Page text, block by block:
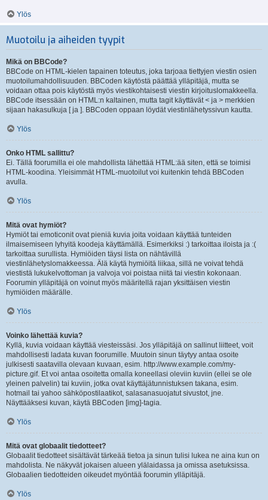
Ylös
Muotoilu ja aiheiden tyypit
Mikä on BBCode?
BBCode on HTML-kielen tapainen toteutus, joka tarjoaa tiettyjen viestin osien
muotoilumahdollisuuden. BBCoden käytöstä päättää ylläpitäjä, mutta se
voidaan ottaa pois käytöstä myös viestikohtaisesti viestin kirjoituslomakkeella.
BBCode itsessään on HTML:n kaltainen, mutta tagit käyttävät < ja > merkkien
sijaan hakasulkuja [ ja ]. BBCoden oppaan löydät viestinlähetyssivun kautta.
Ylös
Onko HTML sallittu?
Ei. Tällä foorumilla ei ole mahdollista lähettää HTML:ää siten, että se toimisi
HTML-koodina. Yleisimmät HTML-muotoilut voi kuitenkin tehdä BBCoden
avulla.
Ylös
Mitä ovat hymiöt?
Hymiöt tai emoticonit ovat pieniä kuvia joita voidaan käyttää tunteiden
ilmaisemiseen lyhyitä koodeja käyttämällä. Esimerkiksi :) tarkoittaa iloista ja :(
tarkoittaa surullista. Hymiöiden täysi lista on nähtävillä
viestinlähetyslomakkeessa. Älä käytä hymiöitä liikaa, sillä ne voivat tehdä
viestistä lukukelvottoman ja valvoja voi poistaa niitä tai viestin kokonaan.
Foorumin ylläpitäjä on voinut myös määritellä rajan yksittäisen viestin
hymiöiden määrälle.
Ylös
Voinko lähettää kuvia?
Kyllä, kuvia voidaan käyttää viesteissäsi. Jos ylläpitäjä on sallinut liitteet, voit
mahdollisesti ladata kuvan foorumille. Muutoin sinun täytyy antaa osoite
julkisesti saatavilla olevaan kuvaan, esim. http://www.example.com/my-
picture.gif. Et voi antaa osoitetta omalla koneellasi oleviin kuviin (ellei se ole
yleinen palvelin) tai kuviin, jotka ovat käyttäjätunnistuksen takana, esim.
hotmail tai yahoo sähköpostilaatikot, salasanasuojatut sivustot, jne.
Näyttääksesi kuvan, käytä BBCoden [img]-tagia.
Ylös
Mitä ovat globaalit tiedotteet?
Globaalit tiedotteet sisältävät tärkeää tietoa ja sinun tulisi lukea ne aina kun on
mahdolista. Ne näkyvät jokaisen alueen ylälaidassa ja omissa asetuksissa.
Globaalien tiedotteiden oikeudet myöntää foorumin ylläpitäjä.
Ylös